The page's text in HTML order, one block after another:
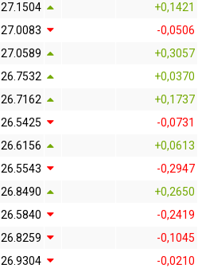
27.1504
+0,1421
27.0083
-0,0506
27.0589
+0,3057
26.7532
+0,0370
26.7162
+0,1737
26.5425
-0,0731
26.6156
+0,0613
26.5543
-0,2947
26.8490
+0,2650
26.5840
-0,2419
26.8259
-0,1045
26.9304
-0,0210